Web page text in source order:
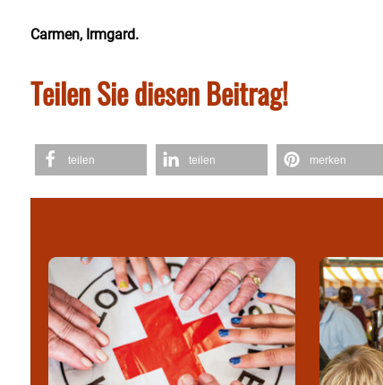
Carmen, Irmgard.
Teilen Sie diesen Beitrag!
teilen teilen merken